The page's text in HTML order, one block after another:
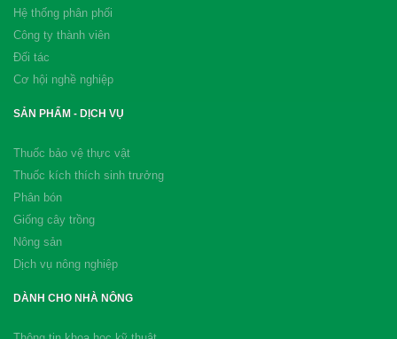
Hệ thống phân phối
Công ty thành viên
Đối tác
Cơ hội nghề nghiệp
SẢN PHẨM - DỊCH VỤ
Thuốc bảo vệ thực vật
Thuốc kích thích sinh trưởng
Phân bón
Giống cây trồng
Nông sản
Dịch vụ nông nghiệp
DÀNH CHO NHÀ NÔNG